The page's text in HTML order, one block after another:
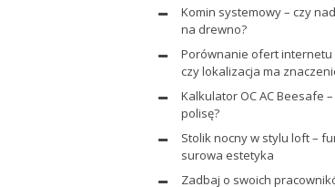
Komin systemowy – czy
na drewno?
Porównanie ofert internetu
czy lokalizacja ma
Kalkulator OC AC Beesafe
polisę?
Stolik nocny w stylu loft –
surowa estetyka
Zadbaj o swoich